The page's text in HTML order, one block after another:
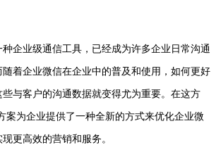
企业级通信工具，已经成为许多企业日常沟通
随着企业微信在企业中的普及和使用，如何更好
与客户的沟通数据就变得尤为重要。在这方
案为企业提供了一种全新的方式来优化企业微
更高效的营销和服务。